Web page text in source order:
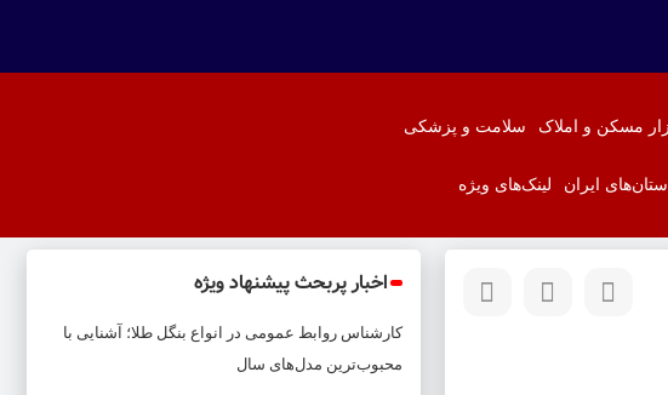
مسکن و املاک سلامت و پزشکی
ایران لینک‌های ویژه
اخبار پربحث پیشنهاد ویژه
کارشناس روابط عمومی در
انواع بنگل طلا؛ آشنایی با
محبوب‌ترین مدل‌های سال